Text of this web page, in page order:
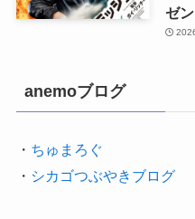
ゼ
anemoブログ
・ ちゅまろぐ
・ シカゴつぶやきブログ